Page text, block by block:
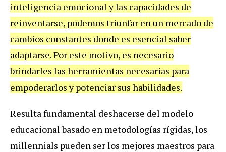
inteligencia emocional y las capacidades de
reinventarse, podemos triunfar en un mercado de
cambios constantes donde es esencial saber
adaptarse. Por este motivo, es necesario
brindarles las herramientas necesarias para
empoderarlos y potenciar sus habilidades.
Resulta fundamental deshacerse del modelo
educacional basado en metodologías rígidas, los
millennials pueden ser los mejores maestros para